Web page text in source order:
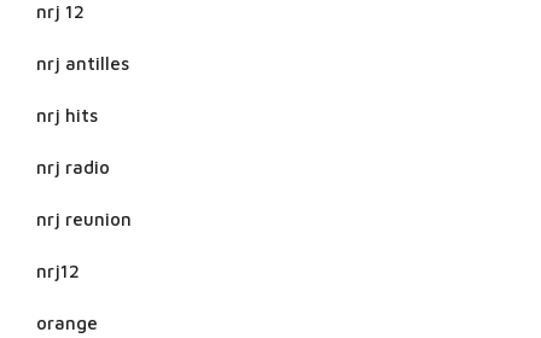
nrj 12
nrj antilles
nrj hits
nrj radio
nrj reunion
nrj12
orange